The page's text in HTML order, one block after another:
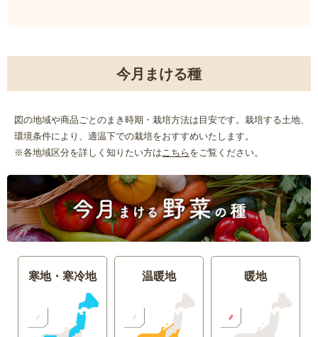
今月まける種
図の地域や商品ごとのまき時期・栽培方法は目安です。栽培する土地、
環境条件により、適温下での栽培をおすすめいたします。
※各地域区分を詳しく知りたい方はこちら をご覧ください。
寒地・寒冷地 温暖地 暖地